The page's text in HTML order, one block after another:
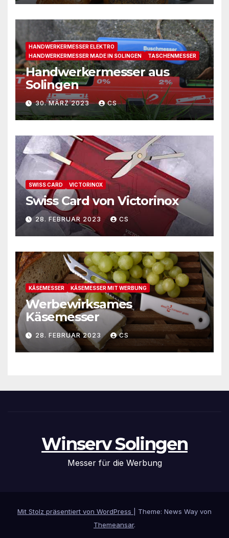
HANDWERKERMESSER ELEKTRO
HANDWERKERMESSER MADE IN SOLINGEN
TASCHENMESSER
Handwerkermesser aus
Solingen
30. MÄRZ 2023 CS
SWISS CARD VICTORINOX
Swiss Card von Victorinox
28. FEBRUAR 2023 CS
KÄSEMESSER KÄSEMESSER MIT WERBUNG
Werbewirksames
Käsemesser
28. FEBRUAR 2023 CS
Winserv Solingen
Messer für die Werbung
Mit Stolz präsentiert von WordPress
Theme: News Way von
Themeansar.